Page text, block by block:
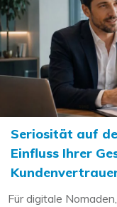
Seriosität auf
Einfluss Ihrer
Für digitale